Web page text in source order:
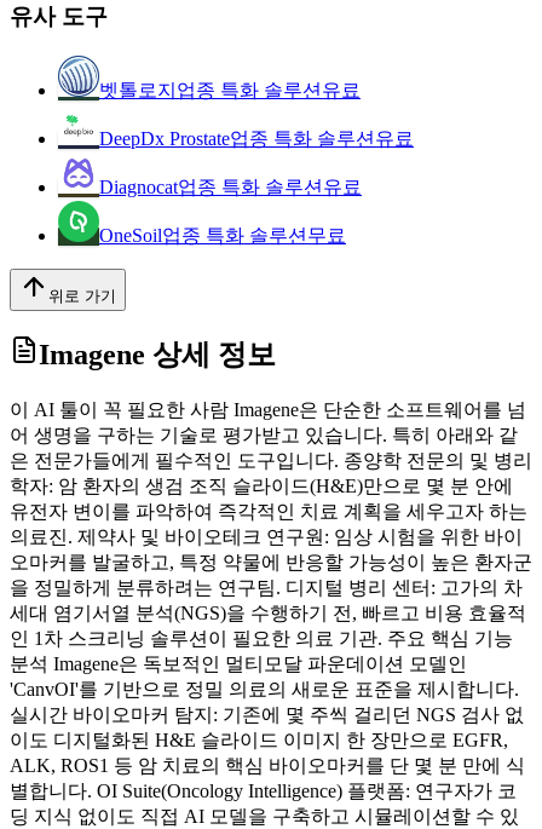
유사 도구
벳톨로지 업종 특화 솔루션 유료
DeepDx Prostate업종 특화 솔루션 유료
Diagnocat업종 특화 솔루션 유료
OneSoil업종 특화 솔루션 무료
위로 가기
Imagene 상세 정보
이 AI 툴이 꼭 필요한 사람 Imagene은 단순한 소프트웨어를 넘
어 생명을 구하는 기술로 평가받고 있습니다. 특히 아래와 같
은 전문가들에게 필수적인 도구입니다. 종양학 전문의 및 병리
학자: 암 환자의 생검 조직 슬라이드(H&E)만으로 몇 분 안에
유전자 변이를 파악하여 즉각적인 치료 계획을 세우고자 하는
의료진. 제약사 및 바이오테크 연구원: 임상 시험을 위한 바이
오마커를 발굴하고, 특정 약물에 반응할 가능성이 높은 환자군
을 정밀하게 분류하려는 연구팀. 디지털 병리 센터: 고가의 차
세대 염기서열 분석(NGS)을 수행하기 전, 빠르고 비용 효율적
인 1차 스크리닝 솔루션이 필요한 의료 기관. 주요 핵심 기능
분석 Imagene은 독보적인 멀티모달 파운데이션 모델인
'CanvOI'를 기반으로 정밀 의료의 새로운 표준을 제시합니다.
실시간 바이오마커 탐지: 기존에 몇 주씩 걸리던 NGS 검사 없
이도 디지털화된 H&E 슬라이드 이미지 한 장만으로 EGFR,
ALK, ROS1 등 암 치료의 핵심 바이오마커를 단 몇 분 만에 식
별합니다. OI Suite(Oncology Intelligence) 플랫폼: 연구자가 코
딩 지식 없이도 직접 AI 모델을 구축하고 시뮬레이션할 수 있